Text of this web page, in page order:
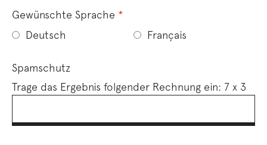
Gewünschte Sprache *
Deutsch
Français
Spamschutz
Trage das Ergebnis folgender Rechnung ein: 7 x 3